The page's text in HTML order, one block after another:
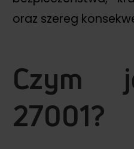
oraz szereg
Czym
27001?